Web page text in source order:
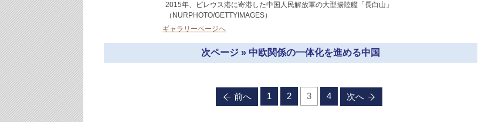
2015年、ピレウス港に寄港した中国人民解放軍の大型揚陸艦「長白山」
（NURPHOTO/GETTYIMAGES）
ギャラリーページへ
次ページ » 中欧関係の一体化を進める中国
前へ 1 2 3 4 次へ